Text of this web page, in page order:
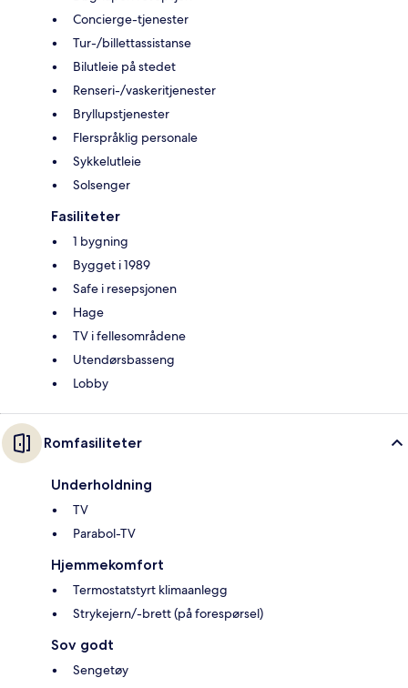
Concierge-tjenester
Tur-/billettassistanse
Bilutleie på stedet
Renseri-/vaskeritjenester
Bryllupstjenester
Flerspråklig personale
Sykkelutleie
Solsenger
Fasiliteter
1 bygning
Bygget i 1989
Safe i resepsjonen
Hage
TV i fellesområdene
Utendørsbasseng
Lobby
Romfasiliteter
Underholdning
TV
Parabol-TV
Hjemmekomfort
Termostatstyrt klimaanlegg
Strykejern/-brett (på forespørsel)
Sov godt
Sengetøy